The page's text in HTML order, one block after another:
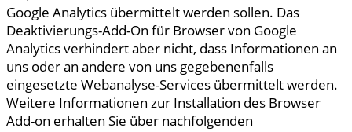
Google Analytics übermittelt werden sollen. Das
Deaktivierungs-Add-On für Browser von Google
Analytics verhindert aber nicht, dass Informationen an
uns oder an andere von uns gegebenenfalls
eingesetzte Webanalyse-Services übermittelt werden.
Weitere Informationen zur Installation des Browser
Add-on erhalten Sie über nachfolgenden